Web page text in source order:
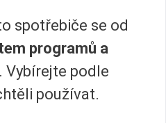
spotřebiče se od
programů a
. Vybírejte podle
používat.